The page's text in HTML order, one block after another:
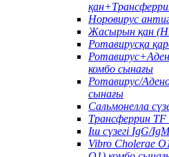
Норовирус
Жасырын қан
Ротавирусқа
комбо сынағы
Ротавирус/
сынағы
Сальмонелла
Трансферрин
Іш сүзегі IgG/
Vibro Cholerae